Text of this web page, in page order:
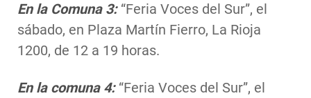
En la Comuna 3:“Feria Voces del Sur”, el
sábado, en Plaza Martín Fierro, La Rioja
1200, de 12 a 19 horas.
En la comuna 4:“Feria Voces del Sur”, el